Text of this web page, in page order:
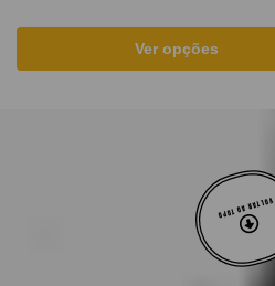
Ver opções
VOLTAR AO TOPO